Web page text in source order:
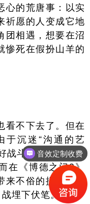
心的荒唐事：以实
祈愿的人变成它地
团相遇，想要在沼
惨死在假扮山羊的
看不下去了。但在
于沉迷“沟通的艺
战斗过，这也让团
在《博德之门3》
不俗的提升。这
埋下伏笔。
音效定制收费